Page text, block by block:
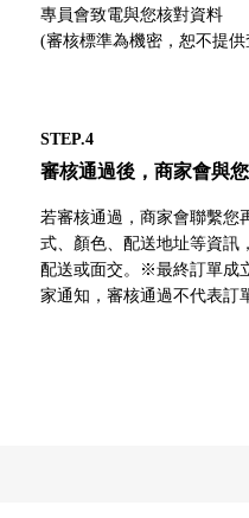
專員會致電與您核對資料
(審核標準為機密，恕不提
STEP.4
審核通過後，商家會與
若審核通過，商家會聯繫您
式、顏色、配送地址等資訊
配送或面交。※最終訂單成
家通知，審核通過不代表訂